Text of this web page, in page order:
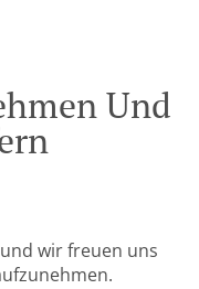
Und
wir freuen uns